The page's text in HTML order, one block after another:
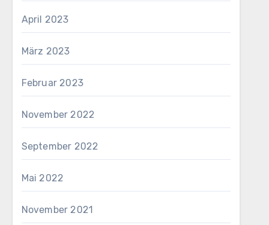
April 2023
März 2023
Februar 2023
November 2022
September 2022
Mai 2022
November 2021